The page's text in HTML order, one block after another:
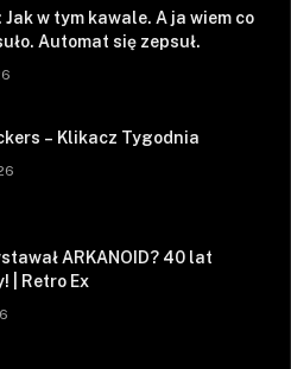
Jak w tym kawale. A ja wiem co
Automat się zepsuł.
– Klikacz Tygodnia
ARKANOID? 40 lat
| Retro Ex